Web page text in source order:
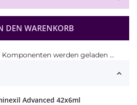
DEN WARENKORB
Komponenten werden geladen ...
Advanced 42x6ml